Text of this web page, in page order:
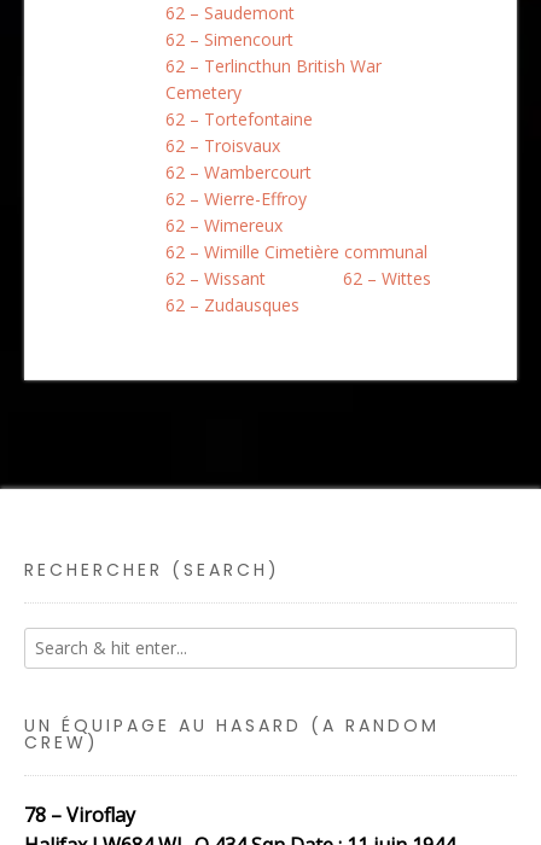
62 – Saudemont
62 – Simencourt
62 – Terlincthun British War
Cemetery
62 – Tortefontaine
62 – Troisvaux
62 – Wambercourt
62 – Wierre-Effroy
62 – Wimereux
62 – Wimille Cimetière communal
62 – Wissant
62 – Wittes
62 – Zudausques
RECHERCHER (SEARCH)
UN ÉQUIPAGE AU HASARD (A RANDOM
CREW)
78 – Viroflay